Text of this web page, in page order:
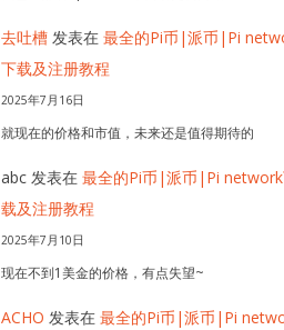
去吐槽 发表在 最全的Pi币|派币|Pi
下载及注册教程
2025年7月16日
就现在的价格和市值，未来还是值得期待的
abc 发表在 最全的Pi币|派币|Pi
载及注册教程
2025年7月10日
现在不到1美金的价格，有点失望~
ACHO 发表在 最全的Pi币|派币|Pi